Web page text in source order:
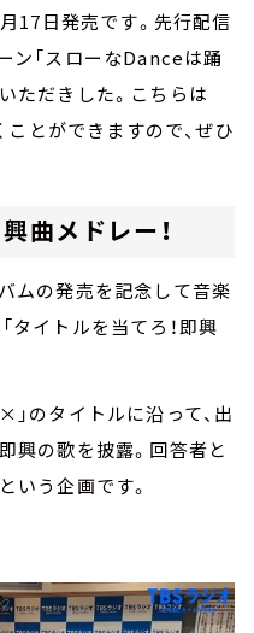
17日発売です。先行配信
ン「スローなDanceは踊
ただきした。こちらは
とができますので、ぜひ
曲メドレー！
ムの発売を記念して音楽
タイトルを当てろ！即興
のタイトルに沿って、出
興の歌を披露。回答者と
いう企画です。